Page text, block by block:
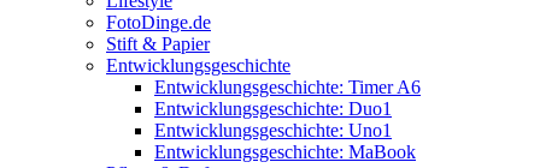
FotoDinge.de
Stift & Papier
Entwicklungsgeschichte
Entwicklungsgeschichte: Timer A6
Entwicklungsgeschichte: Duo1
Entwicklungsgeschichte: Uno1
Entwicklungsgeschichte: MaBook